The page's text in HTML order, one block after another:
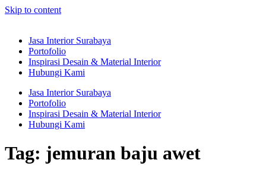
Skip to content
Jasa Interior Surabaya
Portofolio
Inspirasi Desain & Material Interior
Hubungi Kami
Jasa Interior Surabaya
Portofolio
Inspirasi Desain & Material Interior
Hubungi Kami
Tag: jemuran baju awet